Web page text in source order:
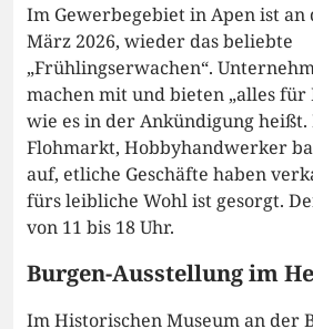
Im Gewerbegebiet in Apen ist an
März 2026, wieder das beliebte
„Frühlingserwachen“.
machen mit und bieten „alles für
wie es in der Ankündigung heißt.
Flohmarkt, Hobbyhandwerker
auf, etliche Geschäfte haben
fürs leibliche Wohl ist gesorgt.
von 11 bis 18 Uhr.
Burgen-Ausstellung im
Im Historischen Museum an der